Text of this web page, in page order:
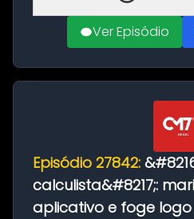
Ver Episódio
Episódio 27842:
calculista&#8217;:
aplicativo e foge